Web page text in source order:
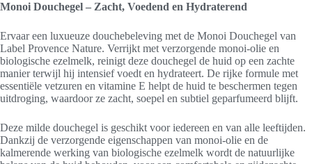
Monoi Douchegel – Zacht, Voedend en Hydraterend
Ervaar een luxueuze douchebeleving met de Monoi Douchegel van
Label Provence Nature. Verrijkt met verzorgende monoi-olie en
biologische ezelmelk, reinigt deze douchegel de huid op een zachte
manier terwijl hij intensief voedt en hydrateert. De rijke formule met
essentiële vetzuren en vitamine E helpt de huid te beschermen tegen
uitdroging, waardoor ze zacht, soepel en subtiel geparfumeerd blijft.
Deze milde douchegel is geschikt voor iedereen en van alle leeftijden.
Dankzij de verzorgende eigenschappen van monoi-olie en de
kalmerende werking van biologische ezelmelk wordt de natuurlijke